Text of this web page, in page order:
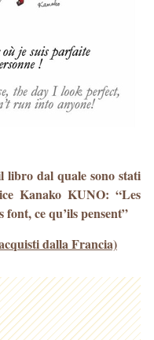
libro dal quale sono stati
Kanako KUNO: “Les
font, ce qu’ils pensent”
dalla Francia)